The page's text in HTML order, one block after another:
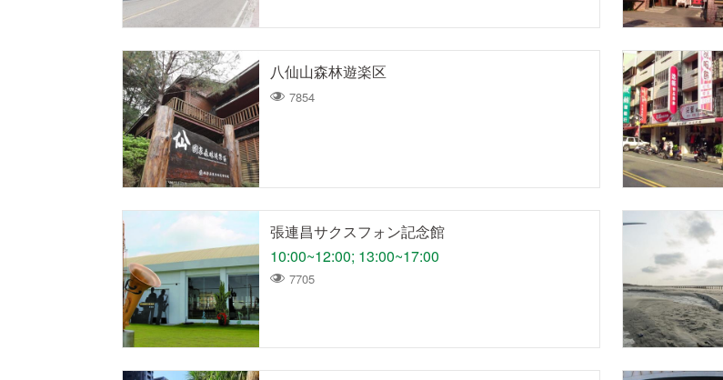
八仙山森林遊楽区
7854
張連昌サクスフォン記念館
10:00~12:00; 13:00~17:00
7705